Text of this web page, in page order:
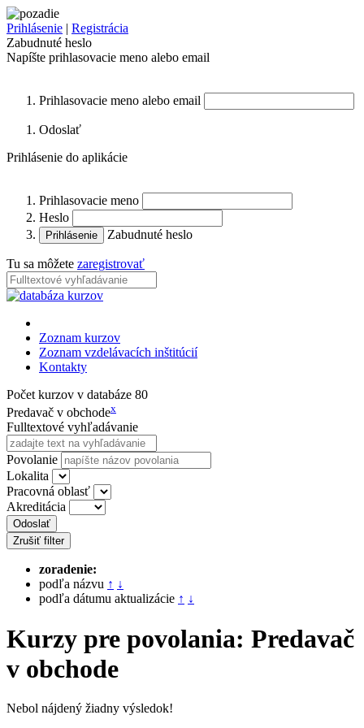
Prihlásenie | Registrácia
Zabudnuté heslo
Napíšte prihlasovacie meno alebo email
Prihlasovacie meno alebo email
Odoslať
Prihlásenie do aplikácie
Prihlasovacie meno
Heslo
Zabudnuté heslo
Tu sa môžete zaregistrovať
Zoznam kurzov
Zoznam vzdelávacích inštitúcií
Kontakty
Počet kurzov v databáze 80
Predavač v obchodex
Fulltextové vyhľadávanie
Povolanie
Lokalita
Pracovná oblasť
Akreditácia
Odoslať
Zrušiť filter
zoradenie:
podľa názvu ↑ ↓
podľa dátumu aktualizácie ↑ ↓
Kurzy pre povolania: Predavač
v obchode
Nebol nájdený žiadny výsledok!